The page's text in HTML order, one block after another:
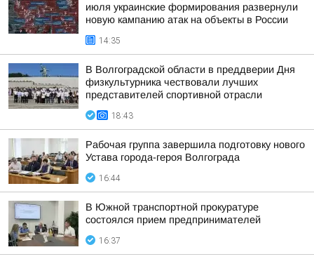
июля украинские формирования развернули
новую кампанию атак на объекты в России
14:35
В Волгоградской области в преддверии Дня
физкультурника чествовали лучших
представителей спортивной отрасли
18:43
Рабочая группа завершила подготовку нового
Устава города-героя Волгограда
16:44
В Южной транспортной прокуратуре
состоялся прием предпринимателей
16:37